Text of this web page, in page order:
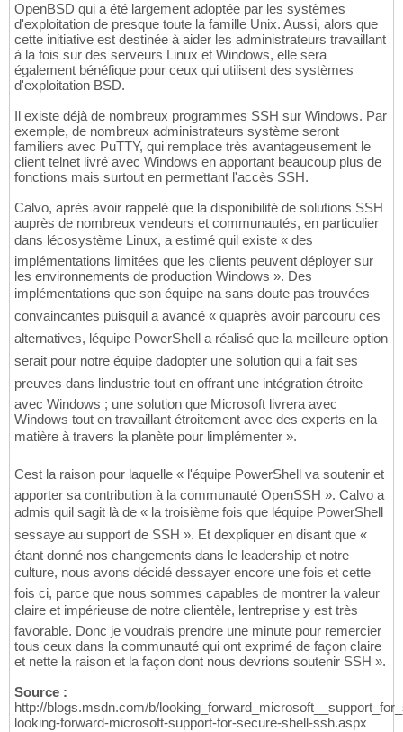
OpenBSD qui a été largement adoptée par les systèmes
d'exploitation de presque toute la famille Unix. Aussi, alors que
cette initiative est destinée à aider les administrateurs travaillant
à la fois sur des serveurs Linux et Windows, elle sera
également bénéfique pour ceux qui utilisent des systèmes
d'exploitation BSD.
Il existe déjà de nombreux programmes SSH sur Windows. Par
exemple, de nombreux administrateurs système seront
familiers avec PuTTY, qui remplace très avantageusement le
client telnet livré avec Windows en apportant beaucoup plus de
fonctions mais surtout en permettant l'accès SSH.
Calvo, après avoir rappelé que la disponibilité de solutions SSH
auprès de nombreux vendeurs et communautés, en particulier
dans lécosystème Linux, a estimé quil existe « des
implémentations limitées que les clients peuvent déployer sur
les environnements de production Windows ». Des
implémentations que son équipe na sans doute pas trouvées
convaincantes puisquil a avancé « quaprès avoir parcouru ces
alternatives, léquipe PowerShell a réalisé que la meilleure option
serait pour notre équipe dadopter une solution qui a fait ses
preuves dans lindustrie tout en offrant une intégration étroite
avec Windows ; une solution que Microsoft livrera avec
Windows tout en travaillant étroitement avec des experts en la
matière à travers la planète pour limplémenter ».
Cest la raison pour laquelle « l'équipe PowerShell va soutenir et
apporter sa contribution à la communauté OpenSSH ». Calvo a
admis quil sagit là de « la troisième fois que léquipe PowerShell
sessaye au support de SSH ». Et dexpliquer en disant que «
étant donné nos changements dans le leadership et notre
culture, nous avons décidé dessayer encore une fois et cette
fois ci, parce que nous sommes capables de montrer la valeur
claire et impérieuse de notre clientèle, lentreprise y est très
favorable. Donc je voudrais prendre une minute pour remercier
tous ceux dans la communauté qui ont exprimé de façon claire
et nette la raison et la façon dont nous devrions soutenir SSH ».
Source :
http://blogs.msdn.com/b/
looking-forward-microsoft-support-for-secure-shell-ssh.aspx